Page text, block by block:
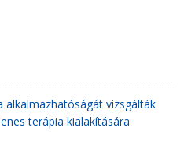
alkalmazhatóságát vizsgálták
terápia kialakítására